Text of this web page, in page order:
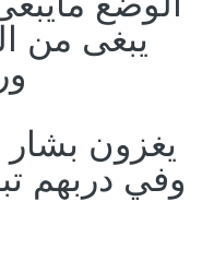
يبغى من
يغزون بشار
وفي دربهم